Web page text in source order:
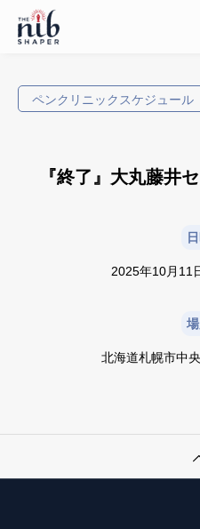
ペンクリニックスケジュール
『終了』大丸藤井
2025年10月11
北海道札幌市中